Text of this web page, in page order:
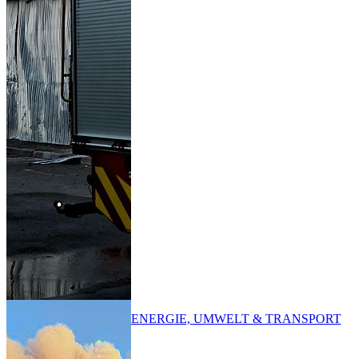
ENERGIE, UMWELT & TRANSPORT